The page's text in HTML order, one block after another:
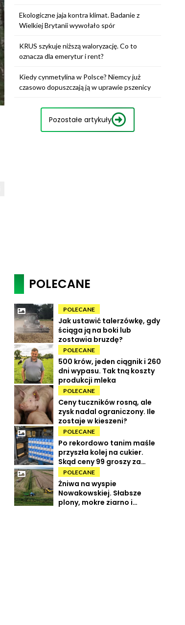
Ekologiczne jaja kontra klimat. Badanie z
Wielkiej Brytanii wywołało spór
KRUS szykuje niższą waloryzację. Co to
oznacza dla emerytur i rent?
Kiedy cynmetylina w Polsce? Niemcy już
czasowo dopuszczają ją w uprawie pszenicy
Pozostałe artykuły
POLECANE
POLECANE
Jak ustawić talerzówkę, gdy
ściąga ją na boki lub
zostawia bruzdę?
POLECANE
500 krów, jeden ciągnik i 260
dni wypasu. Tak tną koszty
produkcji mleka
POLECANE
Ceny tuczników rosną, ale
zysk nadal ograniczony. Ile
zostaje w kieszeni?
POLECANE
Po rekordowo tanim maśle
przyszła kolej na cukier.
Skąd ceny 99 groszy za
kilogram?
POLECANE
Żniwa na wyspie
Nowakowskiej. Słabsze
plony, mokre ziarno i